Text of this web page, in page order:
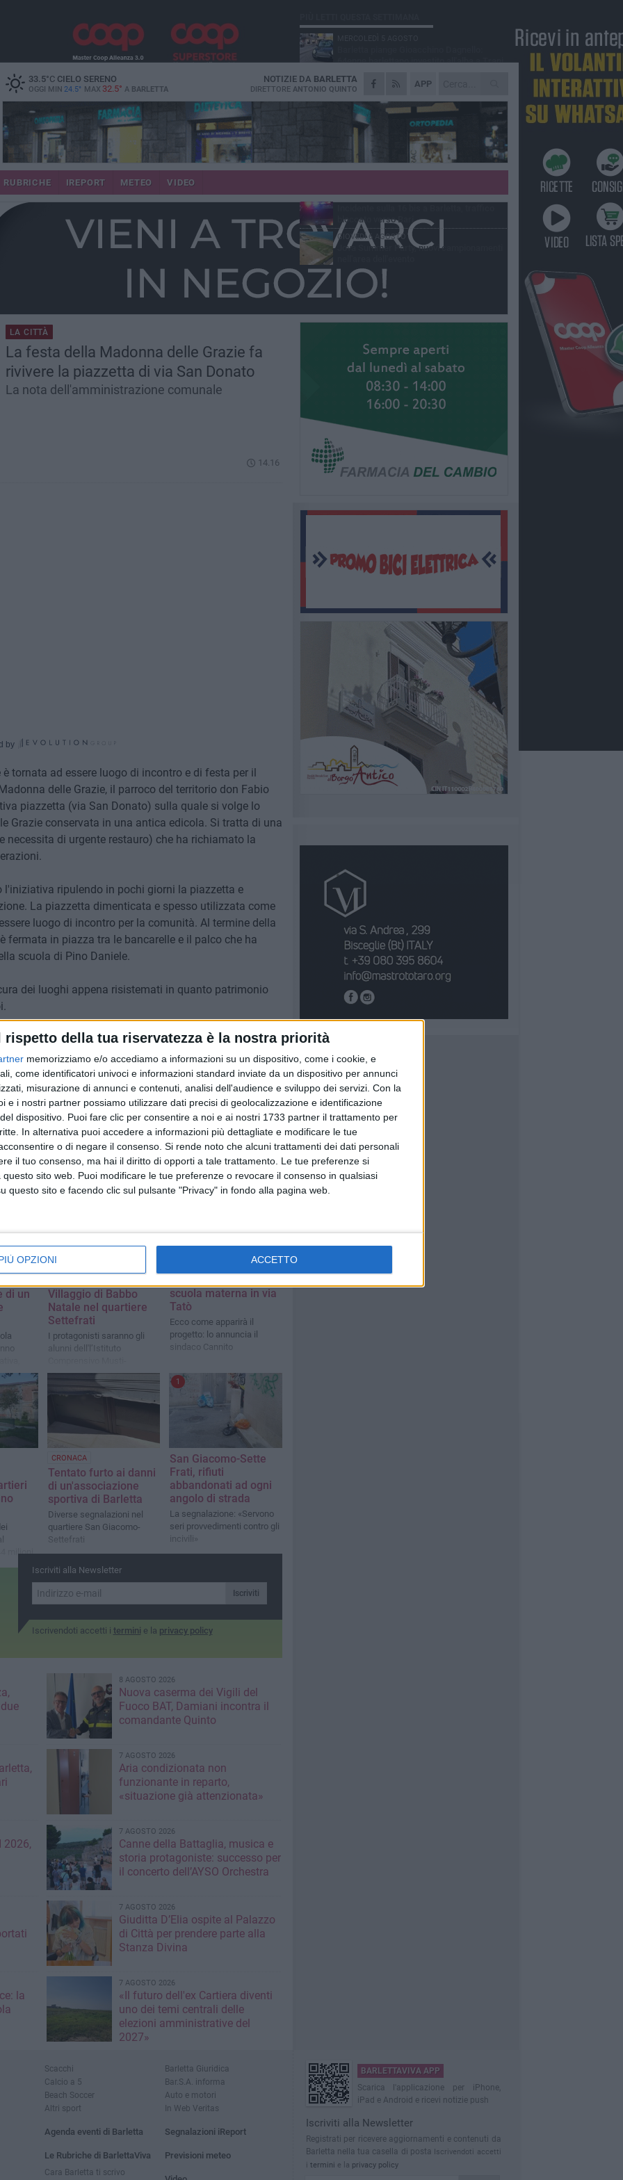
rispetto della tua riservatezza è la nostra priorità
memorizziamo e/o accediamo a informazioni su un dispositivo, come i cookie, e
come identificatori univoci e informazioni standard inviate da un dispositivo per annunci
misurazione di annunci e contenuti, analisi dell'audience e sviluppo dei servizi. Con la
e i nostri partner possiamo utilizzare dati precisi di geolocalizzazione e identificazione
dispositivo. Puoi fare clic per consentire a noi e ai nostri 1733 partner il trattamento per
In alternativa puoi accedere a informazioni più dettagliate e modificare le tue
o di negare il consenso. Si rende noto che alcuni trattamenti dei dati personali
il tuo consenso, ma hai il diritto di opporti a tale trattamento. Le tue preferenze si
sito web. Puoi modificare le tue preferenze o revocare il consenso in qualsiasi
questo sito e facendo clic sul pulsante "Privacy" in fondo alla pagina web.
OPZIONI ACCETTO
33.5°CCIELO SERENO
OGGI MIN 24.5° MAX 32.5° A BARLETTA
APP
NOTIZIE DA BARLETTA
DIRETTORE ANTONIO QUINTO
RUBRICHE IREPORT METEO VIDEO
LA CITTÀ
La festa della Madonna delle Grazie fa
rivivere la piazzetta di via San Donato
La nota dell'amministrazione comunale
14.16
by
tornata ad essere luogo di incontro e di festa per il
delle Grazie, il parroco del territorio don Fabio
piazzetta (via San Donato) sulla quale si volge lo
Grazie conservata in una antica edicola. Si tratta di una
di urgente restauro) che ha richiamato la
ripulendo in pochi giorni la piazzetta e
La piazzetta dimenticata e spesso utilizzata come
luogo di incontro per la comunità. Al termine della
fermata in piazza tra le bancarelle e il palco che ha
scuola di Pino Daniele.
dei luoghi appena risistemati in quanto patrimonio
di un
EVENTI
Villaggio di Babbo
Natale nel quartiere
Settefrati
I protagonisti saranno gli
alunni dell'l’Istituto
Dimiccoli di Barletta
A inizio febbraio al via
scuola materna in via
Tatò
Ecco come apparirà il
progetto: lo annuncia il
sindaco Cannito
milioni
CRONACA
Tentato furto ai danni
di un'associazione
sportiva di Barletta
Diverse segnalazioni nel
quartiere San Giacomo-
Settefrati
1
San Giacomo-Sette
Frati, rifiuti
abbandonati ad ogni
angolo di strada
La segnalazione: «Servono
seri provvedimenti contro gli
incivili»
Iscriviti alla Newsletter
Iscriviti
Iscrivendoti accetti i termini e la privacy policy
8 AGOSTO 2026
Nuova caserma dei Vigili del
Fuoco BAT, Damiani incontra il
comandante Quinto
7 AGOSTO 2026
Aria condizionata non
funzionante in reparto,
«situazione già attenzionata»
2026,
7 AGOSTO 2026
Canne della Battaglia, musica e
storia protagoniste: successo per
il concerto dell’AYSO Orchestra
7 AGOSTO 2026
Giuditta D’Elia ospite al Palazzo
di Città per prendere parte alla
Stanza Divina
la
7 AGOSTO 2026
«Il futuro dell'ex Cartiera diventi
uno dei temi centrali delle
elezioni amministrative del
2027»
64enne barlettano investito all'alba a Trani
GIOVEDÌ 6 AGOSTO
Il ricordo di "Cecco", il benzinaio col
sorriso: «Contava i giorni che lo
separavano dalla pensione»
MERCOLEDÌ 5 AGOSTO
Jova Summer Party, giovedì mattina
sopralluogo nell'area dell'evento
DOMENICA 2 AGOSTO
Beni confiscati alla mafia. Nasce il servizio
VENERDÌ 7 AGOSTO
bloccato verso Bari
GIOVEDÌ 6 AGOSTO
Jova Summer Party, nuovi campionamenti
Scacchi
Calcio a 5
Beach Soccer
Altri sport
Agenda eventi di Barletta
Le Rubriche di BarlettaViva
Cara Barletta ti scrivo
Barletta Giuridica
Bar.S.A. informa
Auto e motori
In Web Veritas
Segnalazioni iReport
Previsioni meteo
BARLETTAVIVA APP
Scarica l'applicazione per iPhone,
iPad e Android e ricevi notizie push
Iscriviti alla Newsletter
Registrati per ricevere aggiornamenti e contenuti da
Barletta nella tua casella di posta Iscrivendoti accetti
i termini e la privacy policy